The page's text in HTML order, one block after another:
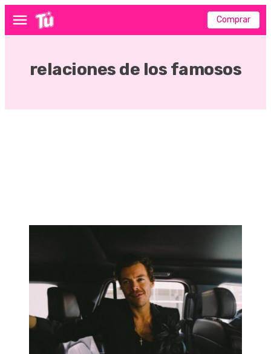
Menú Comprar
relaciones de los famosos